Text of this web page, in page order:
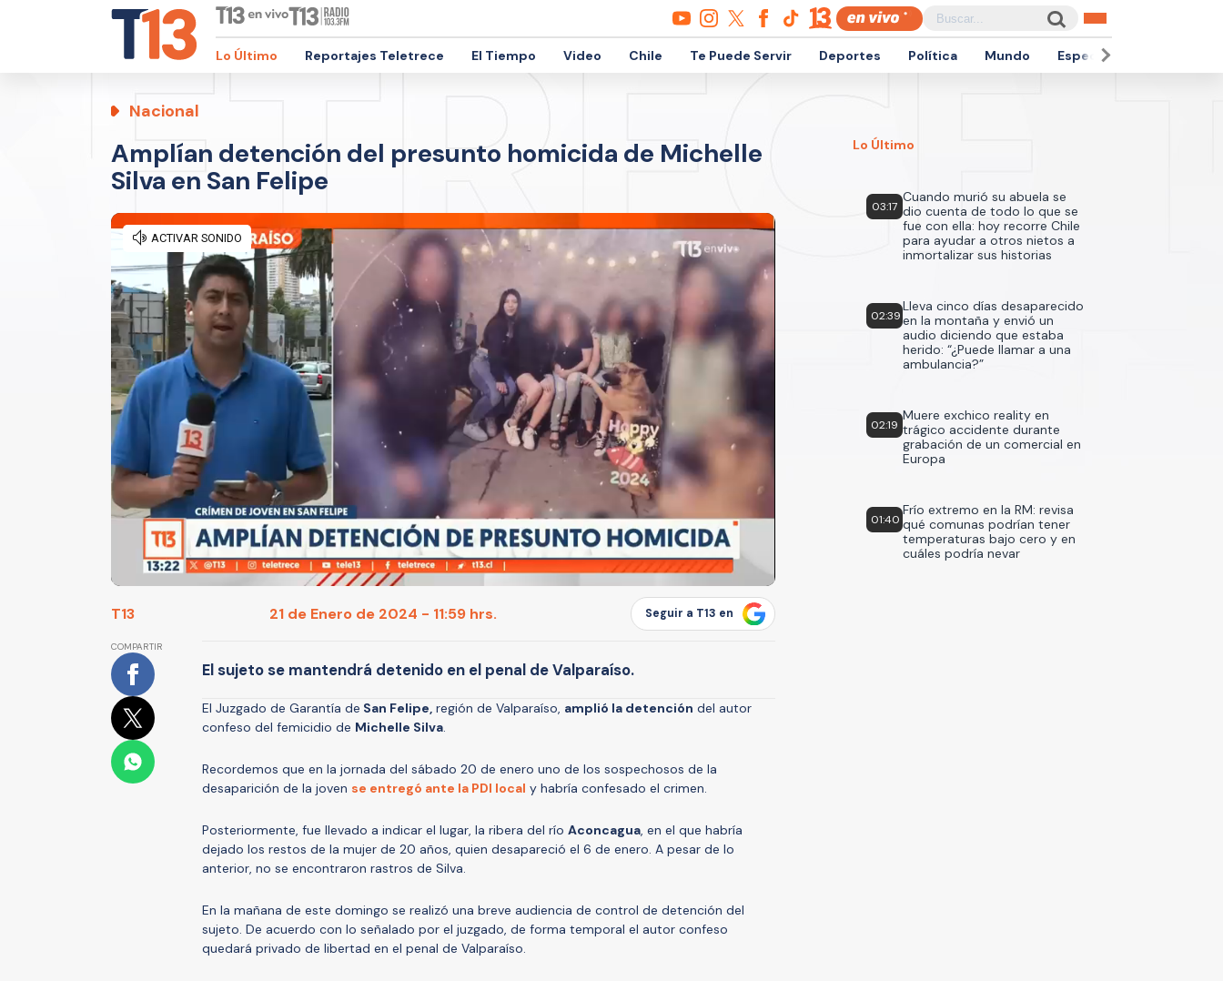
Lo Último Reportajes Teletrece El Tiempo Video Chile Te Puede Servir Deportes Política Mundo Espectáculos
Nacional
Amplían detención del presunto homicida de Michelle
Silva en San Felipe
T13 21 de Enero de 2024 - 11:59 hrs. Seguir a T13 en
COMPARTIR
El sujeto se mantendrá detenido en el penal de Valparaíso.
El Juzgado de Garantía de San Felipe, región de Valparaíso, amplió la detención del autor
confeso del femicidio de Michelle Silva.
Recordemos que en la jornada del sábado 20 de enero uno de los sospechosos de la
desaparición de la joven se entregó ante la PDI local y habría confesado el crimen.
Posteriormente, fue llevado a indicar el lugar, la ribera del río Aconcagua, en el que habría
dejado los restos de la mujer de 20 años, quien desapareció el 6 de enero. A pesar de lo
anterior, no se encontraron rastros de Silva.
En la mañana de este domingo se realizó una breve audiencia de control de detención del
sujeto. De acuerdo con lo señalado por el juzgado, de forma temporal el autor confeso
quedará privado de libertad en el penal de Valparaíso.
Lo Último
03:17
Cuando murió su abuela se
dio cuenta de todo lo que se
fue con ella: hoy recorre Chile
para ayudar a otros nietos a
inmortalizar sus historias
02:39
Lleva cinco días desaparecido
en la montaña y envió un
audio diciendo que estaba
herido: “¿Puede llamar a una
ambulancia?”
02:19
Muere exchico reality en
trágico accidente durante
grabación de un comercial en
Europa
01:40
Frío extremo en la RM: revisa
qué comunas podrían tener
temperaturas bajo cero y en
cuáles podría nevar